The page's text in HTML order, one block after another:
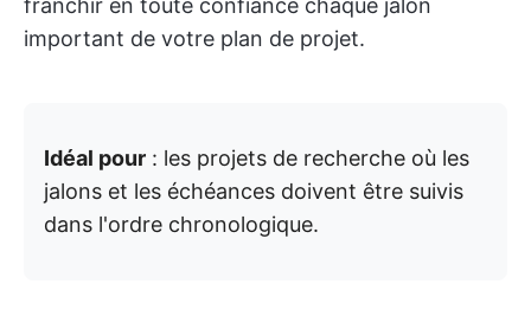
important de votre plan de projet.
Idéal pour : les projets de recherche où les
jalons et les échéances doivent être suivis
dans l'ordre chronologique.